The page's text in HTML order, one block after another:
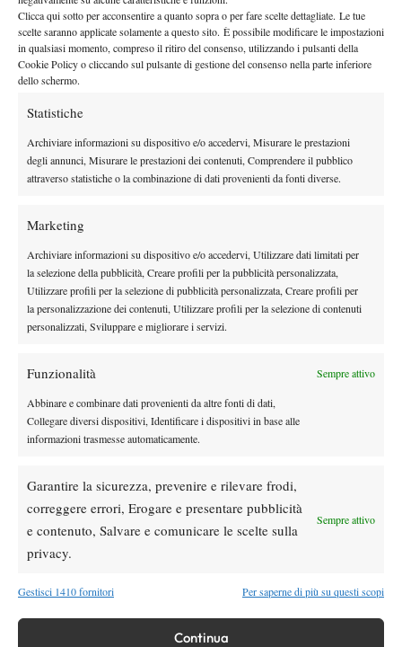
Clicca qui sotto per acconsentire a quanto sopra o per fare scelte dettagliate. Le tue
scelte saranno applicate solamente a questo sito. È possibile modificare le impostazioni
in qualsiasi momento, compreso il ritiro del consenso, utilizzando i pulsanti della
Cookie Policy o cliccando sul pulsante di gestione del consenso nella parte inferiore
dello schermo.
Statistiche
Archiviare informazioni su dispositivo e/o accedervi, Misurare le prestazioni
degli annunci, Misurare le prestazioni dei contenuti, Comprendere il pubblico
attraverso statistiche o la combinazione di dati provenienti da fonti diverse.
Marketing
Archiviare informazioni su dispositivo e/o accedervi, Utilizzare dati limitati per
la selezione della pubblicità, Creare profili per la pubblicità personalizzata,
Utilizzare profili per la selezione di pubblicità personalizzata, Creare profili per
la personalizzazione dei contenuti, Utilizzare profili per la selezione di contenuti
personalizzati, Sviluppare e migliorare i servizi.
Funzionalità Sempre attivo
Abbinare e combinare dati provenienti da altre fonti di dati,
Collegare diversi dispositivi, Identificare i dispositivi in base alle
informazioni trasmesse automaticamente.
Garantire la sicurezza, prevenire e rilevare frodi,
correggere errori, Erogare e presentare pubblicità
e contenuto, Salvare e comunicare le scelte sulla
privacy.
Sempre attivo
Gestisci 1410 fornitori Per saperne di più su questi scopi
Continua
abbiamo riscritto la storia e siamo tutti contenti di questo. Forse
ho riscritto la storia anche per tempo trascorso in campo(ride
ndr.)“.
coach Alessandro Petrone e un problema cronico al piede destro,
aveva perso certezze e classifica. Con l’inizio della
sembrano essere tornate: “
ndr.)mi ha aiutato a trovare tranquillità, che non avevo trovato
dopo che mi ero separato da Alessandro(Petrone ndr.).Sono
contento del mio team e delle persone che ho accanto a me”.
DI TENDENZA
Masters 1000 Cincinnati 2026: forfait di
Quinn, Sonego entra nel tabellone
Masters 1000 Cincinnati 2026: a che ora e
dove vedere il sorteggio del tabellone